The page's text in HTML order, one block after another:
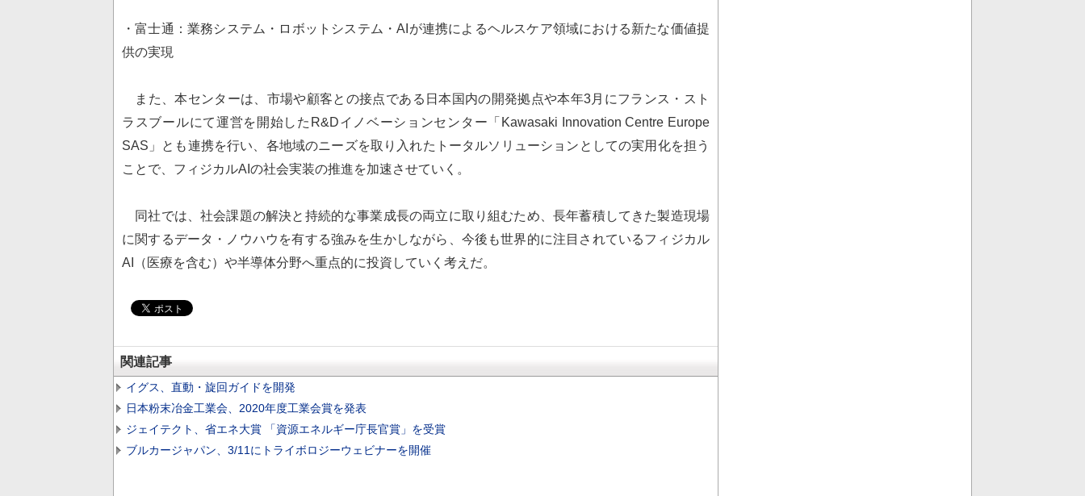
・富士通：業務システム・ロボットシステム・AIが連携によるヘルスケア領域における新たな価値提
供の実現
また、本センターは、市場や顧客との接点である日本国内の開発拠点や本年3月にフランス・スト
ラスブールにて運営を開始したR&Dイノベーションセンター「Kawasaki Innovation Centre Europe
SAS」とも連携を行い、各地域のニーズを取り入れたトータルソリューションとしての実用化を担う
ことで、フィジカルAIの社会実装の推進を加速させていく。
同社では、社会課題の解決と持続的な事業成長の両立に取り組むため、長年蓄積してきた製造現場
に関するデータ・ノウハウを有する強みを生かしながら、今後も世界的に注目されているフィジカル
AI（医療を含む）や半導体分野へ重点的に投資していく考えだ。
関連記事
イグス、直動・旋回ガイドを開発
日本粉末冶金工業会、2020年度工業会賞を発表
ジェイテクト、省エネ大賞 「資源エネルギー庁長官賞」を受賞
ブルカージャパン、3/11にトライボロジーウェビナーを開催